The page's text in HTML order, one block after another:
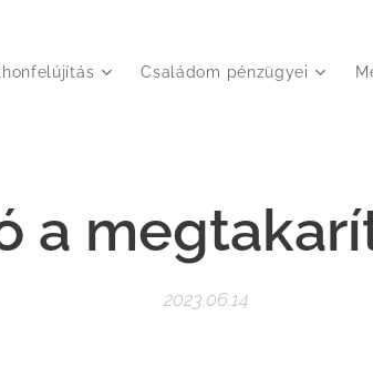
Családom pénzügyei
a
2023.06.14